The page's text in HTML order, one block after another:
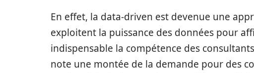
En effet, la data-driven est devenue une
exploitent la puissance des données pour
indispensable la compétence des
note une montée de la demande pour des